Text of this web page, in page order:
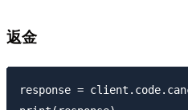
返金
response =